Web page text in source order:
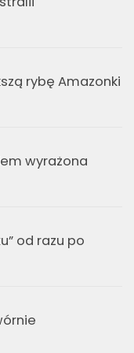
rybę Amazonki
wyrażona
od razu po